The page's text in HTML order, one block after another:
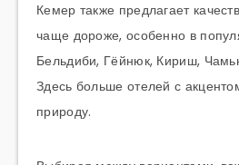
Кемер также предлагает
чаще дороже, особенно в
Бельдиби, Гёйнюк, Кириш,
Здесь больше отелей с
природу.